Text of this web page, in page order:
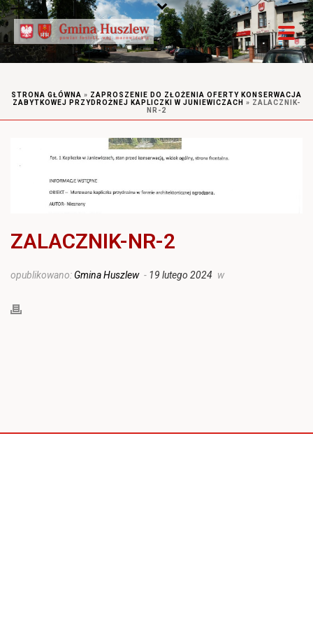
STRONA GŁÓWNA » ZAPROSZENIE DO ZŁOŻENIA OFERTY KONSERWACJA
ZABYTKOWEJ PRZYDROŻNEJ KAPLICZKI W JUNIEWICZACH » ZALACZNIK-
NR-2
ZALACZNIK-NR-2
opublikowano: Gmina Huszlew - 19 lutego 2024 w